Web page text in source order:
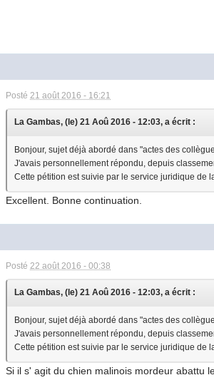
Posté21 août 2016 - 16:21
La Gambas, (le) 21 Aoû 2016 - 12:03, a écrit :
Bonjour, sujet déjà abordé dans "actes des
J'avais personnellement répondu, depuis
Cette pétition est suivie par le service juridique de
Excellent. Bonne continuation.
Posté22 août 2016 - 00:38
La Gambas, (le) 21 Aoû 2016 - 12:03, a écrit :
Bonjour, sujet déjà abordé dans "actes des
J'avais personnellement répondu, depuis
Cette pétition est suivie par le service juridique de
Si il s' agit du chien malinois mordeur abattu